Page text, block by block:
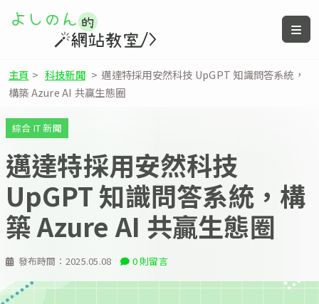
主頁 > 科技新聞 > 邁達特採用安然科技 UpGPT 知識問答系統，
構築 Azure AI 共贏生態圈
發布時間： 2025.05.08 0 則留言
綜合 IT 新聞
邁達特採用安然科技
UpGPT 知識問答系統，構
築 Azure AI 共贏生態圈